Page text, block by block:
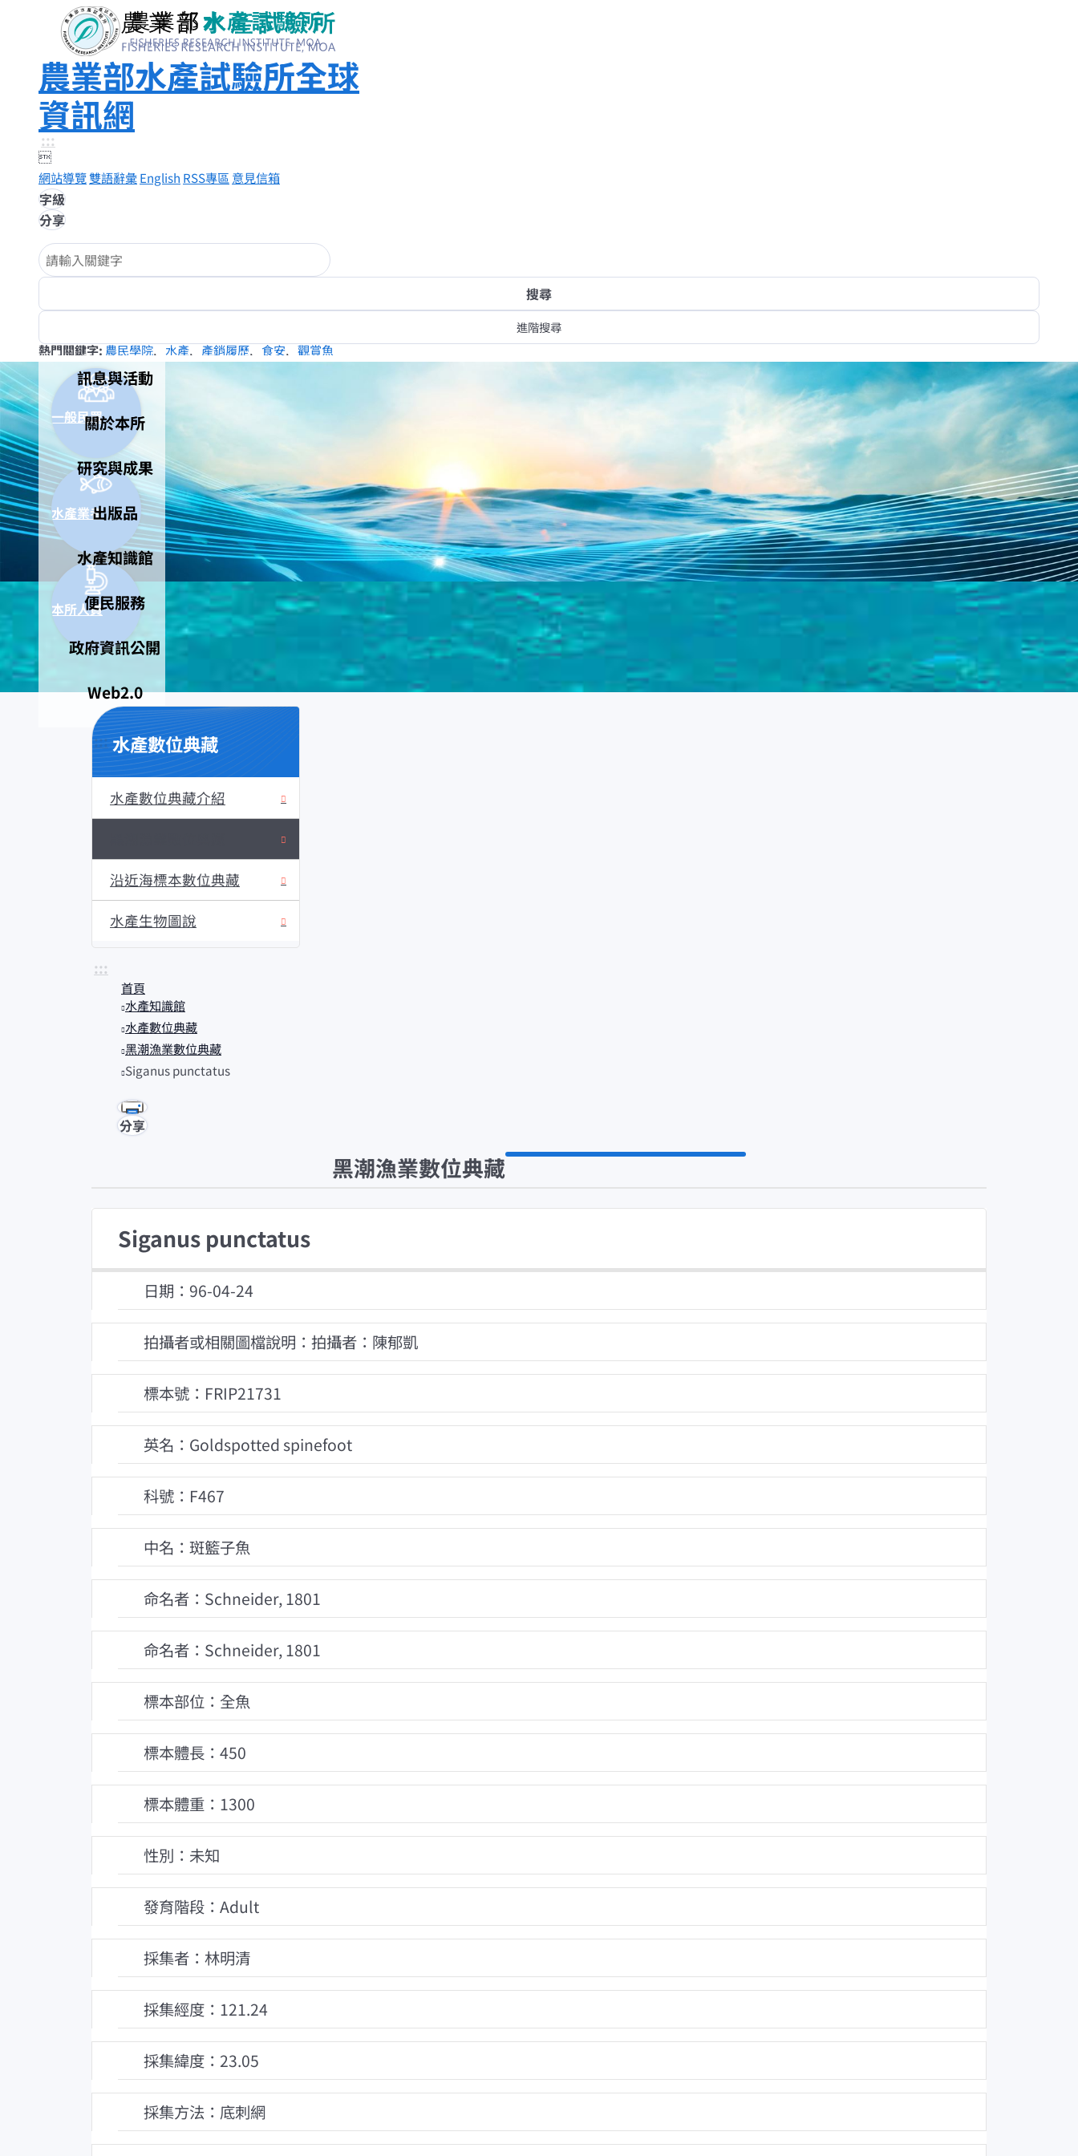
農業部水產試驗所全球
資訊網
:::

網站導覽雙語辭彙English RSS專區 意見信箱
字級
分享
熱門關鍵字 農民學院 水產 產銷履歷 食安 觀賞魚
訊息與活動
關於本所
研究與成果
出版品
水產知識館
便民服務
政府資訊公開
Web2.0
一般民眾
水產業者
本所人員
::: 水產數位典藏
水產數位典藏介紹
沿近海標本數位典藏
水產生物圖說
:::
首頁
水產知識館
水產數位典藏
黑潮漁業數位典藏
Siganus punctatus
分享
黑潮漁業數位典藏
Siganus punctatus
日期：96-04-24
拍攝者或相關圖檔說明：拍攝者：陳郁凱
標本號：FRIP21731
英名：Goldspotted spinefoot
科號：F467
中名：斑籃子魚
命名者：Schneider, 1801
命名者：Schneider, 1801
標本部位：全魚
標本體長：450
標本體重：1300
性別：未知
發育階段：Adult
採集者：林明清
採集經度：121.24
採集緯度：23.05
採集方法：底刺網